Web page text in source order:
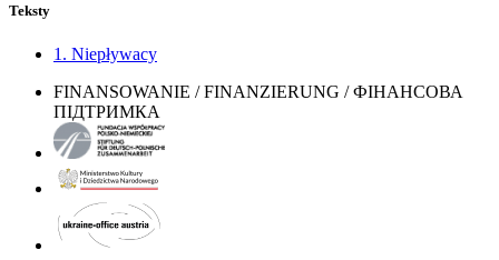
Teksty
1. Niepływacy
FINANSOWANIE / FINANZIERUNG / ФІНАНСОВА
ПІДТРИМКА